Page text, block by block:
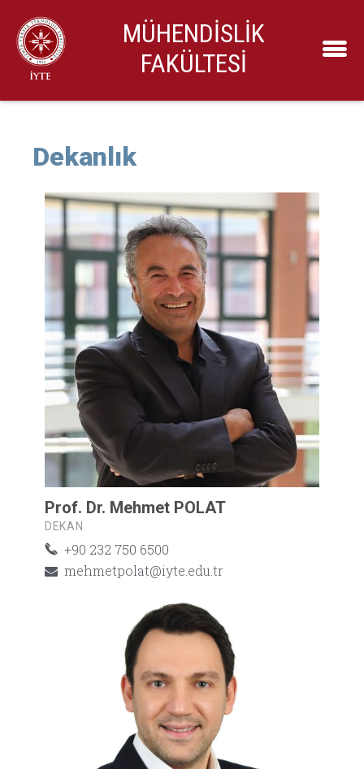
MÜHENDİSLİK
FAKÜLTESİ
Dekanlık
Prof. Dr. Mehmet POLAT
DEKAN
+90 232 750 6500
mehmetpolat@iyte.edu.tr